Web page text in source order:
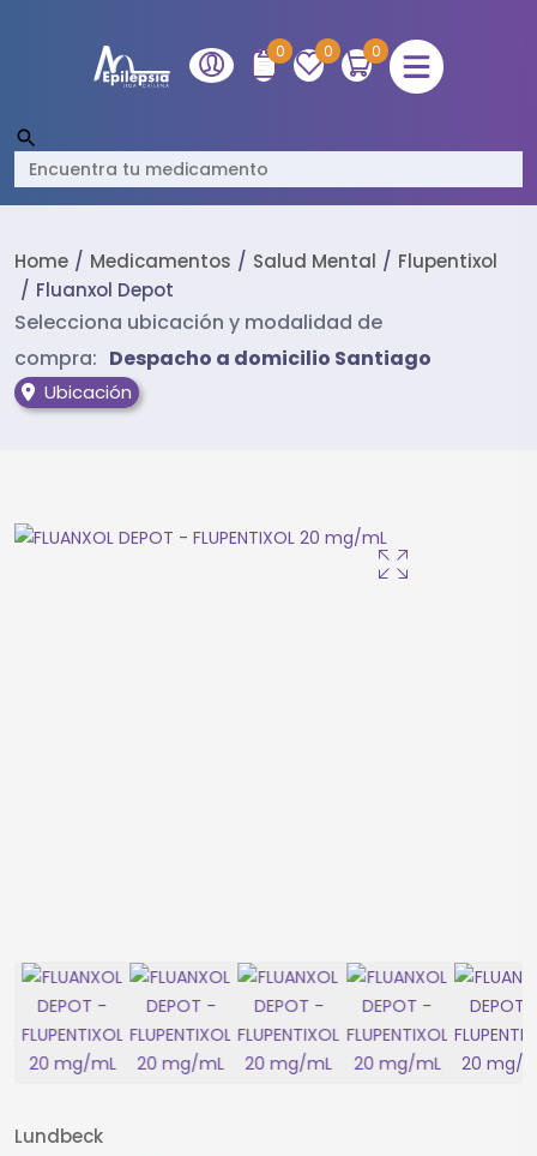
0 0 0
Home Medicamentos Salud Mental
Flupentixol
Fluanxol Depot
Selecciona ubicación y modalidad de
compra: Despacho a domicilio Santiago
Ubicación
Lundbeck